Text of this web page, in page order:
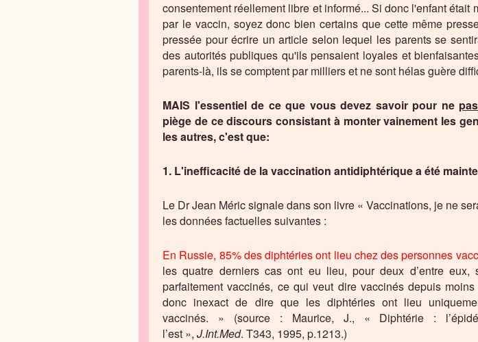
consentement réellement libre et informé... Si donc l'enfant était
par le vaccin, soyez donc bien certains que cette même
pressée pour écrire un article selon lequel les parents se
des autorités publiques qu'ils pensaient loyales et
parents-là, ils se comptent par milliers et ne sont hélas guère
MAIS l'essentiel de ce que vous devez savoir pour ne pas
piège de ce discours consistant à monter vainement les
les autres, c'est que:
1. L'inefficacité de la vaccination antidiphtérique a été
Le Dr Jean Méric signale dans son livre « Vaccinations, je ne
les données factuelles suivantes :
En Russie, 85% des diphtéries ont lieu chez des personnes
les quatre derniers cas ont eu lieu, pour deux d’entre eux,
parfaitement vaccinés, ce qui veut dire vaccinés depuis
donc inexact de dire que les diphtéries ont lieu
vaccinés. » (source : Maurice, J., « Diphtérie :
l’est », J.Int.Med. T343, 1995, p.1213.)